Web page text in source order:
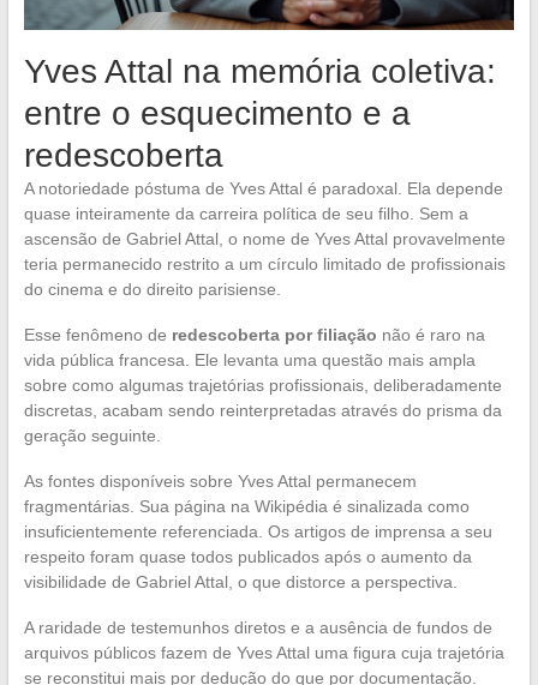
Yves Attal na memória coletiva:
entre o esquecimento e a
redescoberta
A notoriedade póstuma de Yves Attal é paradoxal. Ela depende
quase inteiramente da carreira política de seu filho. Sem a
ascensão de Gabriel Attal, o nome de Yves Attal provavelmente
teria permanecido restrito a um círculo limitado de profissionais
do cinema e do direito parisiense.
Esse fenômeno de redescoberta por filiação não é raro na
vida pública francesa. Ele levanta uma questão mais ampla
sobre como algumas trajetórias profissionais, deliberadamente
discretas, acabam sendo reinterpretadas através do prisma da
geração seguinte.
As fontes disponíveis sobre Yves Attal permanecem
fragmentárias. Sua página na Wikipédia é sinalizada como
insuficientemente referenciada. Os artigos de imprensa a seu
respeito foram quase todos publicados após o aumento da
visibilidade de Gabriel Attal, o que distorce a perspectiva.
A raridade de testemunhos diretos e a ausência de fundos de
arquivos públicos fazem de Yves Attal uma figura cuja trajetória
se reconstitui mais por dedução do que por documentação.